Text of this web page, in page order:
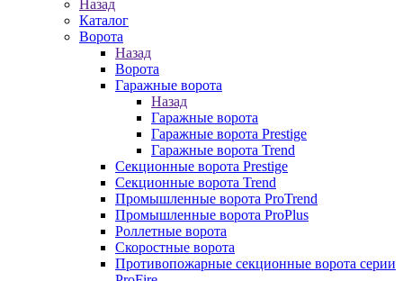
Назад
Каталог
Ворота
Назад
Ворота
Гаражные ворота
Назад
Гаражные ворота
Гаражные ворота Prestige
Гаражные ворота Trend
Секционные ворота Prestige
Секционные ворота Trend
Промышленные ворота ProTrend
Промышленные ворота ProPlus
Роллетные ворота
Скоростные ворота
Противопожарные секционные ворота серии